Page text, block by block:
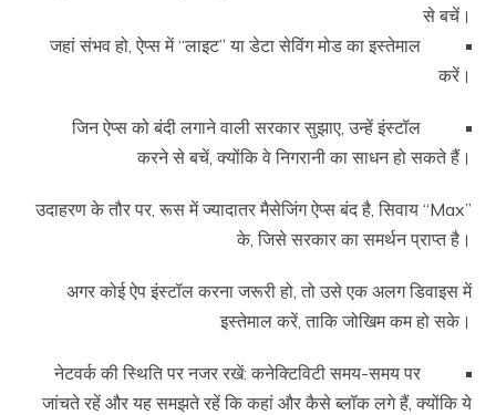
से बचें।
जहां संभव हो, ऐप्स में “लाइट” या डेटा सेविंग मोड का इस्तेमाल
करें।
जिन ऐप्स को बंदी लगाने वाली सरकार सुझाए, उन्हें इंस्टॉल
करने से बचें, क्योंकि वे निगरानी का साधन हो सकते हैं।
उदाहरण के तौर पर, रूस में ज्यादातर मैसेजिंग ऐप्स बंद है, सिवाय “Max”
के, जिसे सरकार का समर्थन प्राप्त है।
अगर कोई ऐप इंस्टॉल करना जरूरी हो, तो उसे एक अलग डिवाइस में
इस्तेमाल करें, ताकि जोखिम कम हो सके।
नेटवर्क की स्थिति पर नजर रखें: कनेक्टिविटी समय-समय पर
जांचते रहें और यह समझते रहें कि कहां और कैसे ब्लॉक लगे हैं, क्योंकि ये